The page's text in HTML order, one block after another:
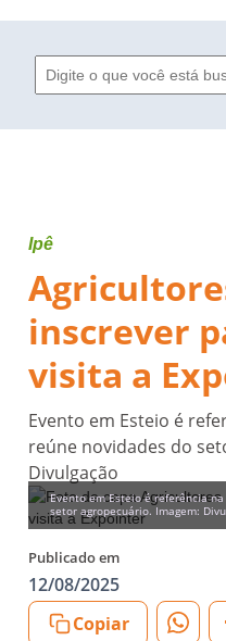
Ipê
inscrever
visita a
Evento em Esteio é
reúne novidades do
Divulgação
Evento em Esteio é referência
setor agropecuário. Imagem:
Publicado em
12/08/2025
Copiar